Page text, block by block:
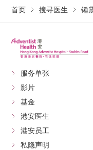
首页 搜寻医生 锺
服务单张
影片
基金
港安医生
港安员工
私隐声明